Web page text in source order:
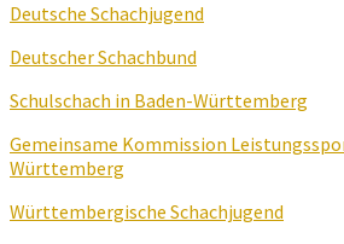
Deutsche Schachjugend
Deutscher Schachbund
Schulschach in Baden-Württemberg
Gemeinsame Kommission
Württemberg
Württembergische Schachjugend